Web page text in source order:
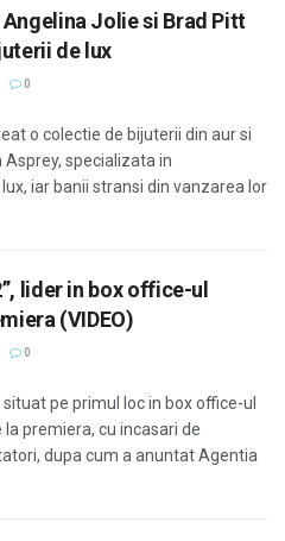
Angelina Jolie si Brad Pitt
de lux
0
o colectie de bijuterii din aur si
specializata in
iar banii stransi din vanzarea lor
lider in box office-ul
(VIDEO)
0
pe primul loc in box office-ul
premiera, cu incasari de
dupa cum a anuntat Agentia